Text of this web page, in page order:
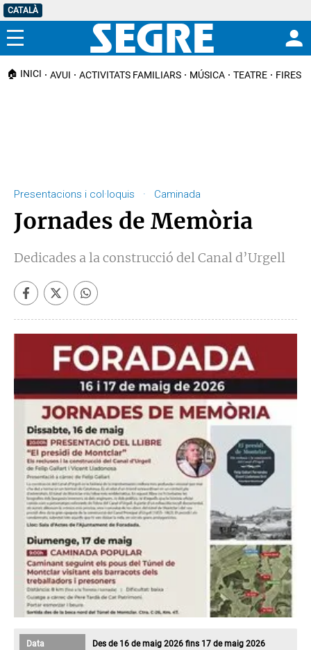
CATALÀ
Menú
🏠 INICI AVUI ACTIVITATS FAMILIARS MÚSICA TEATRE FIRES I
Presentacions i col·loquis · Caminada
Jornades de Memòria
Dedicades a la construcció del Canal d’Urgell
Data
Des de 16 de maig 2026 fins 17 de maig 2026